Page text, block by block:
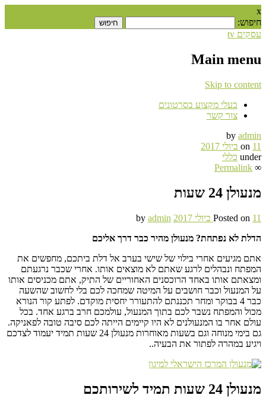
x
חיפוש:
עסקים tv
Main menu
Skip to content
בעלי מקצוע בסרטונים
צור קשר
by admin
on 11 ביולי 2017
under כללי
∞
Permalink
מנעולן 24 שעות
Posted on 11 ביולי 2017 by admin
הדלת לא נפתחת? מנעולן מהיר כבר דרך אליכם
אתם מגיעים אחרי בילוי של שישי בערב אל דלת ביתכם, מחפשים את
המפתח ונבהלים לרגע שאתם לא מוצאים אותו. אחרי שכבר נרגעתם
ומצאתם אותו באחד הרוכסנים האחוריים של התיק, אתם מכניסים אותו
על המנעול וכבר חושבים על המיטה שמחכה לכם בלי לחשוב שהשעה
כבר 4 בבוקר ומחר תכננתם להתעורר יחסית מוקדם. לפתע קור הנורא
מכול והמפתח נשבר לכם בתוך המנעול, עולמכם חרב ברגע אחד. בכל
עולם אחר בו המנעולנים לא היו קיימים הייתה לכם סיבה טובה לפאניקה.
גם בימי מנוחה וגם בשעות מאוחרות מנעולן 24 שעות תמיד יעמוד לצדכם
ויגיע במהרה לפתור את הבעיה..
מנעולן 24 שעות תמיד לשירותכם